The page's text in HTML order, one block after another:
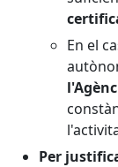
En el
Per